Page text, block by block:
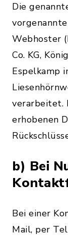
Die
Webhoster
Co. KG,
Espelkamp
verarbeitet.
erhobenen
b) Bei
Bei einer
Mail, per